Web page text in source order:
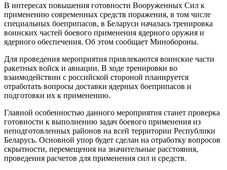
В интересах повышения готовности Вооруженных Сил к
применению современных средств поражения, в том числе
специальных боеприпасов, в Беларуси началась тренировка
воинских частей боевого применения ядерного оружия и
ядерного обеспечения. Об этом сообщает Минобороны.
Для проведения мероприятия привлекаются воинские части
ракетных войск и авиации. В ходе тренировки во
взаимодействии с российской стороной планируется
отработать вопросы доставки ядерных боеприпасов и
подготовки их к применению.
Главной особенностью данного мероприятия станет проверка
готовности к выполнению задач боевого применения из
неподготовленных районов на всей территории Республики
Беларусь. Основной упор будет сделан на отработку вопросов
скрытности, перемещения на значительные расстояния,
проведения расчетов для применения сил и средств.